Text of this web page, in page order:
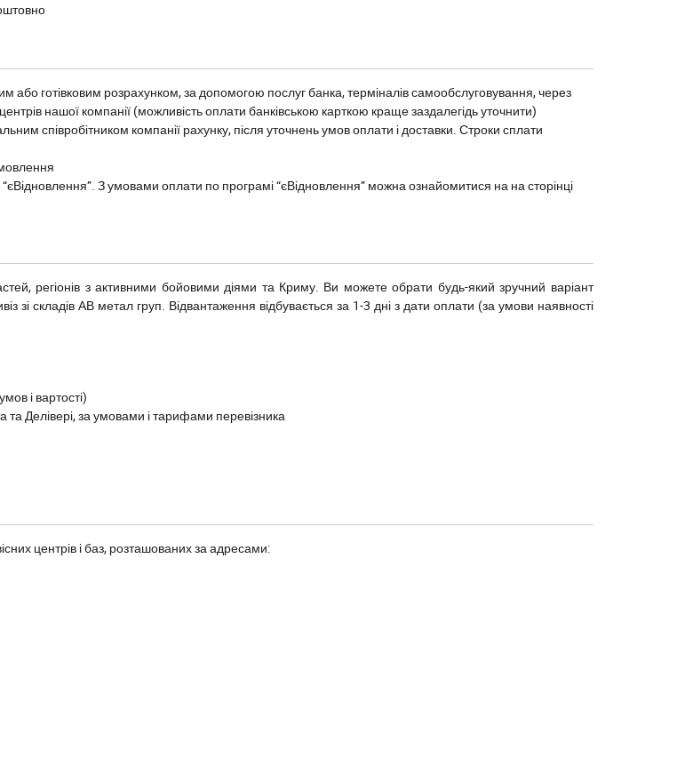
або готівковим розрахунком, за допомогою послуг банка, терміналів самообслуговування, через
нашої компанії (можливість оплати банківською карткою краще заздалегідь уточнити)
співробітником компанії рахунку, після уточнень умов оплати і доставки. Строки сплати
З умовами оплати по програмі “єВідновлення” можна ознайомитися на на сторінці
регіонів з активними бойовими діями та Криму. Ви можете обрати будь-який зручний варіант
зі складів АВ метал груп. Відвантаження відбувається за 1-3 дні з дати оплати (за умови наявності
і вартості)
Делівері, за умовами і тарифами перевізника
центрів і баз, розташованих за адресами: